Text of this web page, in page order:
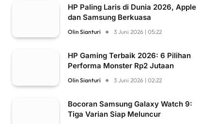
HP Paling Laris di Dunia 2026, Apple
dan Samsung Berkuasa
Olin Sianturi 3 Juni 2026 | 05:22
HP Gaming Terbaik 2026: 6 Pilihan
Performa Monster Rp2 Jutaan
Olin Sianturi 3 Juni 2026 | 02:22
Bocoran Samsung Galaxy Watch 9:
Tiga Varian Siap Meluncur